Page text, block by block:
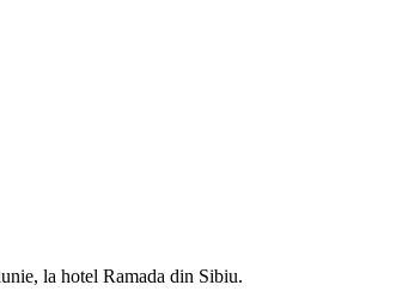
la hotel Ramada din Sibiu.